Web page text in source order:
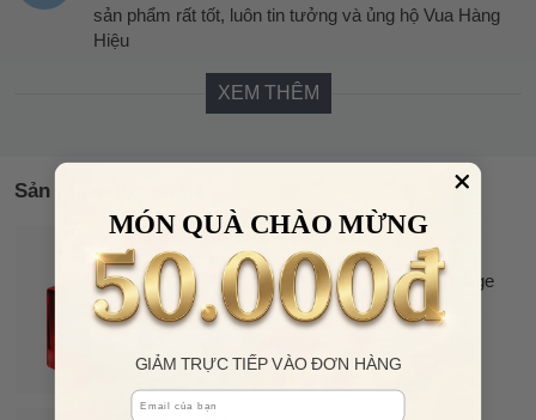
sản phẩm rất tốt, luôn tin tưởng và ủng hộ Vua Hàng
Hiệu
XEM THÊM
Sản phẩm tương tự
OFF
FRAGRANCE WORLD
Nước Hoa Unisex Fragrance World
Maison Vaporisateur Barakkat Rouge
540 Extrait De Parfum 100ml
950.000 đ
MÓN QUÀ CHÀO MỪNG
GIẢM TRỰC TIẾP VÀO ĐƠN HÀNG
Email